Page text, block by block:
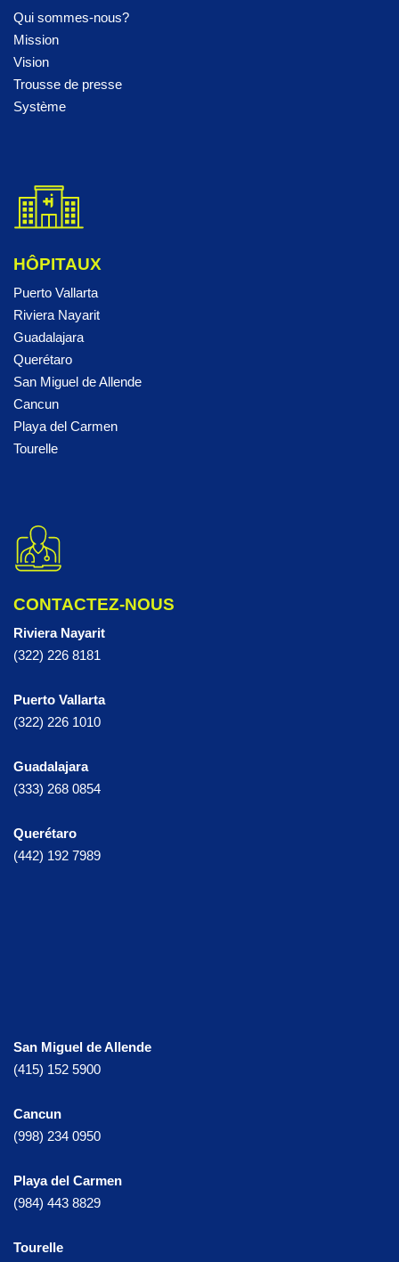
Qui sommes-nous?
Mission
Vision
Trousse de presse
Système
HÔPITAUX
Puerto Vallarta
Riviera Nayarit
Guadalajara
Querétaro
San Miguel de Allende
Cancun
Playa del Carmen
Tourelle
CONTACTEZ-NOUS
Riviera Nayarit
(322) 226 8181
Puerto Vallarta
(322) 226 1010
Guadalajara
(333) 268 0854
Querétaro
(442) 192 7989
San Miguel de Allende
(415) 152 5900
Cancun
(998) 234 0950
Playa del Carmen
(984) 443 8829
Tourelle